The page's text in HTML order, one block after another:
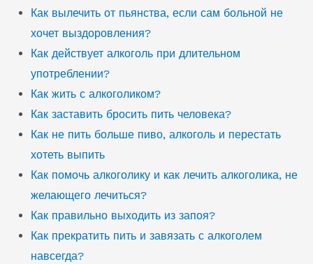
Как вылечить от пьянства, если сам больной не
хочет выздоровления?
Как действует алкоголь при длительном
употреблении?
Как жить с алкоголиком?
Как заставить бросить пить человека?
Как не пить больше пиво, алкоголь и перестать
хотеть выпить
Как помочь алкоголику и как лечить алкоголика, не
желающего лечиться?
Как правильно выходить из запоя?
Как прекратить пить и завязать с алкоголем
навсегда?